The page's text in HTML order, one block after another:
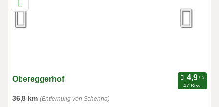
Obereggerhof
47 Bew.
36,8 km (Entfernung von Schenna)